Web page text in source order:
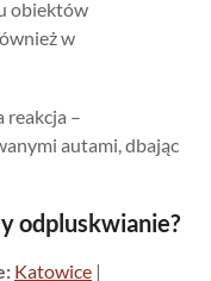
obiektów
w
reakcja –
autami, dbając
odpluskwianie?
Katowice |